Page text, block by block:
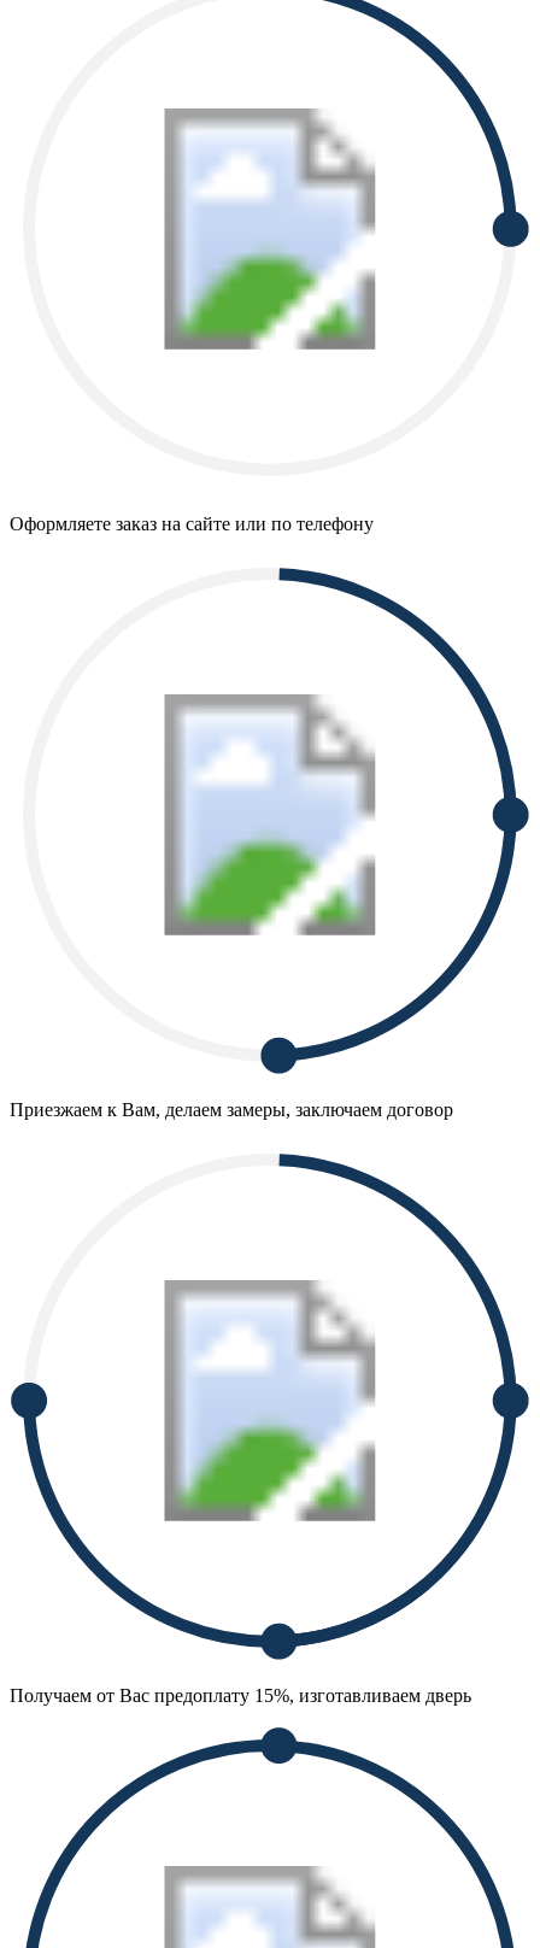
Оформляете заказ на сайте или по телефону
Приезжаем к Вам, делаем замеры, заключаем договор
Получаем от Вас предоплату 15%, изготавливаем дверь